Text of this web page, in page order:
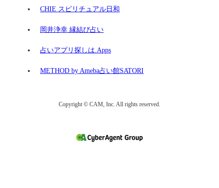
CHIE スピリチュアル日和
岡井浄幸 縁結び占い
占いアプリ探しは.Apps
METHOD by Ameba占い館SATORI
Copyright © CAM, Inc. All rights reserved.